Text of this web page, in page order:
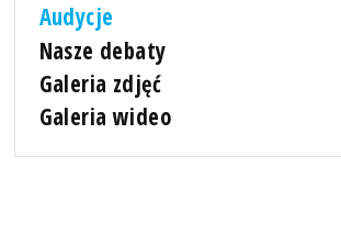
Audycje
Nasze debaty
Galeria zdjęć
Galeria wideo